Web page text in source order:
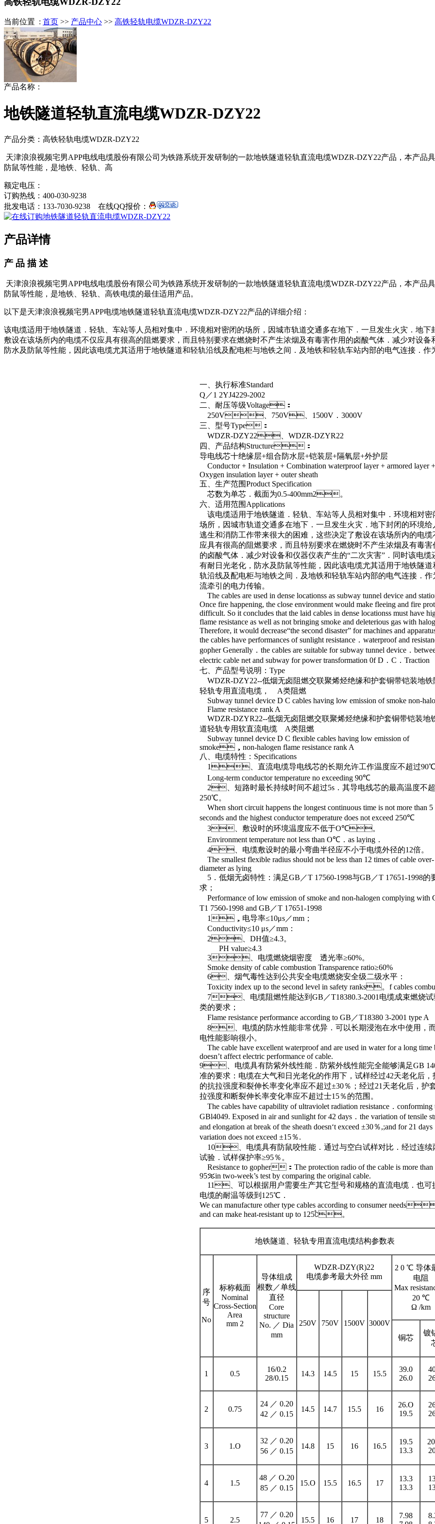
当前位置 : 首页 >> 产品中心 >> 高铁轻轨电缆WDZR-DZY22
产品名称：
地铁隧道轻轨直流电缆WDZR-DZY22
产品分类：高铁轻轨电缆WDZR-DZY22
天津浪浪视频宅男APP电线电缆股份有限公司为铁路系统开发研制的一款地铁隧道轻轨直流电缆WDZR-DZY22产品，本产品具
防鼠等性能，是地铁、轻轨、高
额定电压：
订购热线： 400-030-9238
批发电话： 133-7030-9238 在线QQ报价：
产品详情
产 品 描 述
天津浪浪视频宅男APP电线电缆股份有限公司为铁路系统开发研制的一款地铁隧道轻轨直流电缆WDZR-DZY22产品，本产品具
防鼠等性能，是地铁、轻轨、高铁电缆的最佳适用产品。
以下是天津浪浪视频宅男APP电缆地铁隧道轻轨直流电缆WDZR-DZY22产品的详细介绍：
该电缆适用于地铁隧道．轻轨、车站等人员相对集中．环境相对密闭的场所，因城市轨道交通多在地下．一旦发生火灾．地
敷设在该场所内的电缆不仅应具有很高的阻燃要求，而且特别要求在燃烧时不产生浓烟及有毒害作用的卤酸气体．减少对设备
防水及防鼠等性能，因此该电缆尤其适用于地铁隧道和轻轨沿线及配电柜与地铁之间．及地铁和轻轨车站内部的电气连接．作为直
一、执行标准Standard
Q／1 2YJ4229-2002
二、耐压等级Voltage：
250V、750V、1500V．3000V
三、型号Type：
WDZR-DZY22、WDZR-DZYR22
四、产品结构Structure：
导电线芯十绝缘层+组合防水层+铠装层+隔氧层+外护层
Conductor + Insulation + Combination waterproof layer + armored layer +
Oxygen insulation layer + outer sheath
五、生产范围Product Specification
芯数为单芯．截面为0.5-400mm2。
六、适用范围Applications
该电缆适用于地铁隧道．轻轨、车站等人员相对集中．环境相对密
场所，因城市轨道交通多在地下．一旦发生火灾．地下封闭的环境给
逃生和消防工作带来很大的困难，这些决定了敷设在该场所内的电缆
应具有很高的阻燃要求，而且特别要求在燃烧时不产生浓烟及有毒害
的卤酸气体．减少对设备和仪器仪表产生的“二次灾害”．同时该电缆
有耐日光老化，防水及防鼠等性能，因此该电缆尤其适用于地铁隧
轨沿线及配电柜与地铁之间．及地铁和轻轨车站内部的电气连接．作
流牵引的电力传输。
The cables are used in dense locationss as subway tunnel device and
Once fire happening, the close environment would make fleeing and fire
difficult. So it concludes that the laid cables in dense locationss must have
flame resistance as well as not bringing smoke and deleterious gas with
Therefore, it would decrease“the second disaster” for machines and
the cables have performances of sunlight resistance．waterproof and
gopher Generally．the cables are suitable for subway tunnel device．
electric cable net and subway for power transformation 0f D．C．Traction
七、产品型号说明：Type
WDZR-DZY22--低烟无卤阻燃交联聚烯烃绝缘和护套铜带铠装地铁
轻轨专用直流电缆， A类阻燃
Subway tunnel device D C cables having low emission of smoke non-
Flame resistance rank A
WDZR-DZYR22--低烟无卤阻燃交联聚烯烃绝缘和护套铜带铠装地
道轻轨专用软直流电缆 A类阻燃
Subway tunnel device D C flexible cables having low emission of
smoke，non-halogen flame resistance rank A
八、电缆特性：Specifications
1、直流电缆导电线芯的长期允许工作温度应不超过90℃
Long-term conductor temperature no exceeding 90℃
2、短路时最长持续时间不超过5s．其导电线芯的最高温度不
250℃。
When short circuit happens the longest continuous time is not more than 5
seconds and the highest conductor temperature does not exceed 250℃
3、敷设时的环境温度应不低于O℃。
Environment temperature not less than O℃．as laying．
4、电缆敷设时的最小弯曲半径应不小于电缆外径的12倍。
The smallest flexible radius should not be less than 12 times of cable over-
diameter as lying
5．低烟无卤特性：满足GB／T 17560-1998与GB／T 17651-1998的
求；
Performance of low emission of smoke and non-halogen complying with
T1 7560-1998 and GB／T 17651-1998
1，电导率≤10μs／mm；
Conductivity≤10 μs／mm：
2、DH值≥4.3。
PH value≥4.3
3、电缆燃烧烟密度 透光率≥60%。
Smoke density of cable combustion Transparence ratio≥60%
6、烟气毒性达到公共安全电缆燃烧安全级二级水平：
Toxicity index up to the second level in safety ranks。f cables
7、电缆阻燃性能达到GB／T18380.3-2001电缆成束燃烧试
类的要求；
Flame resistance performance according to GB／T18380 3-2001 type A
8、电缆的防水性能非常优异．可以长期浸泡在水中使用，
电性能影响很小。
The cable have excellent waterproof and are used in water for a long time
doesn’t affect electric performance of cable.
9、电缆具有防紫外线性能．防紫外线性能完全能够满足GB
准的要求：电缆在大气和日光老化的作用下，试样经过42天老化后
的抗拉强度和裂伸长率变化率应不超过±30％；经过21天老化后，护
拉强度和断裂伸长率变化率应不超过士15％的范围。
The cables have capability of ultraviolet radiation resistance．conforming
GBl4049. Exposed in air and sunlight for 42 days．the variation of tensile
and elongation at break of the sheath doesn‘t exceed ±30％,;and for 21 days
variation does not exceed ±15％.
10、电缆具有防鼠咬性能．通过与空白试样对比．经过连续
试验．试样保护率≥95％。
Resistance to gopher：The protection radio of the cable is more than
95％in two-week’s test by comparing the original cable.
11、可以根据用户需要生产其它型号和规格的直流电缆．也可
电缆的耐温等级到125℃．
We can manufacture other type cables according to consumer
and can make heat-resistant up to 125℃。
地铁隧道、轻轨专用直流电缆结构参数表
序
号
No
标称截面
Nominal
Cross-Section
Area
mm 2
导体组成
根数／单线
直径
Core
structure
No. ／ Dia
mm
WDZR-DZY(R)22
电缆参考最大外径 mm
2 0 ℃ 导体
电阻
Max
20 ℃
Ω /km
250V
750V 1500V 3000V
铜芯
镀
1 0.5
16/0.2
28/0.15
14.3 14.5 15 15.5
39.0
26.0
2 0.75
24 ／ 0.20
42 ／ 0.15
14.5 14.7 15.5 16
26.O
19.5
3 1.O
32 ／ 0.20
56 ／ 0.15
14.8 15 16 16.5
19.5
13.3
4 1.5
48 ／ O.20
85 ／ 0.15
15.O 15.5 16.5 17
13.3
13.3
5 2.5
77 ／ 0.20
15.5 16 17 18
7.98